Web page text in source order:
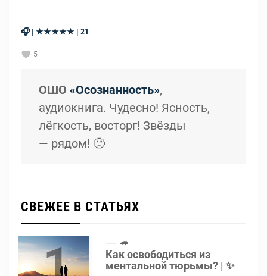
🎧 | ★★★★★ | 21
5
ОШО «Осознанность»,
аудиокнига. Чудесно! Ясность,
лёгкость, восторг! Звёзды
— рядом! 🙂
СВЕЖЕЕ В СТАТЬЯХ
🦔
Как освободиться из
ментальной тюрьмы? | ✨